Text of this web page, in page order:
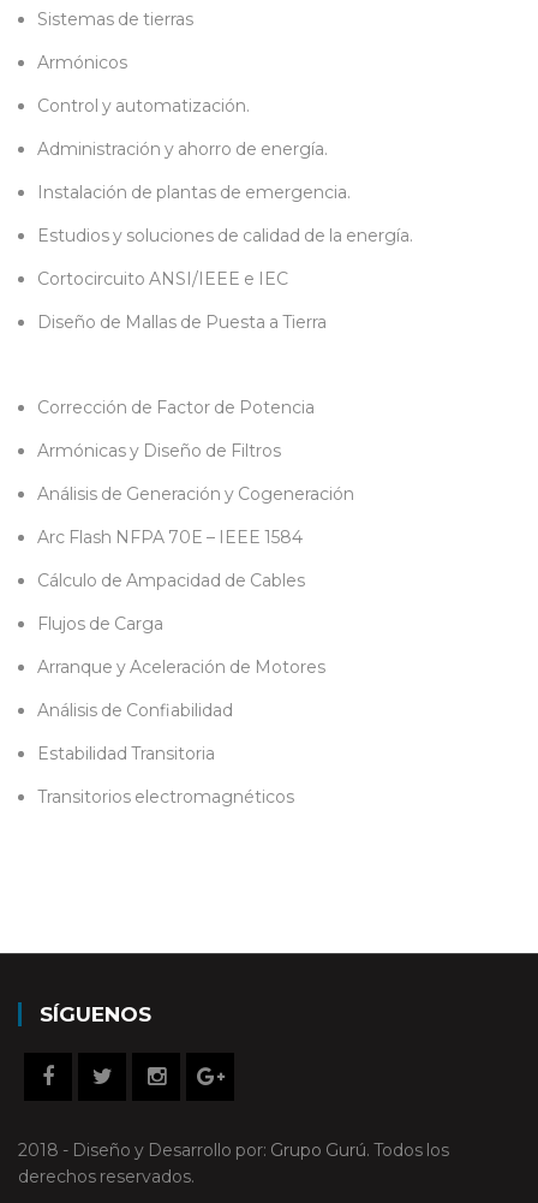
Sistemas de tierras
Armónicos
Control y automatización.
Administración y ahorro de energía.
Instalación de plantas de emergencia.
Estudios y soluciones de calidad de la energía.
Cortocircuito ANSI/IEEE e IEC
Diseño de Mallas de Puesta a Tierra
Corrección de Factor de Potencia
Armónicas y Diseño de Filtros
Análisis de Generación y Cogeneración
Arc Flash NFPA 70E – IEEE 1584
Cálculo de Ampacidad de Cables
Flujos de Carga
Arranque y Aceleración de Motores
Análisis de Confiabilidad
Estabilidad Transitoria
Transitorios electromagnéticos
SÍGUENOS
2018 - Diseño y Desarrollo por: Grupo Gurú. Todos los
derechos reservados.